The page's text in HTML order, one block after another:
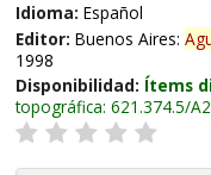
Idioma: Español
Editor: Buenos Aires:
1998
Disponibilidad: Ítems
topográfica: 621.374.5/